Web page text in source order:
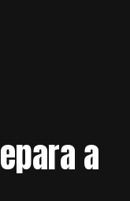
a